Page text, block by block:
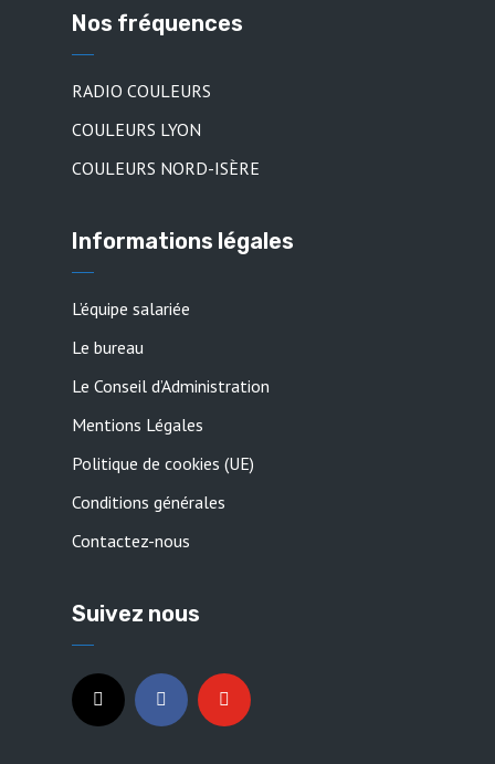
Nos fréquences
RADIO COULEURS
COULEURS LYON
COULEURS NORD-ISÈRE
Informations légales
L’équipe salariée
Le bureau
Le Conseil d’Administration
Mentions Légales
Politique de cookies (UE)
Conditions générales
Contactez-nous
Suivez nous